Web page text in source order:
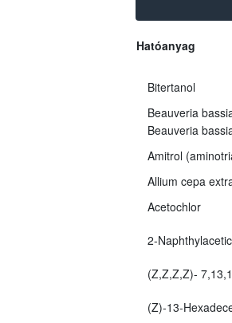
Hatóanyag
Bitertanol
Beauveria
Beauveria
Amitrol
Allium cepa
Acetochlor
2-
(Z,Z,Z,Z)-
(Z)-13-